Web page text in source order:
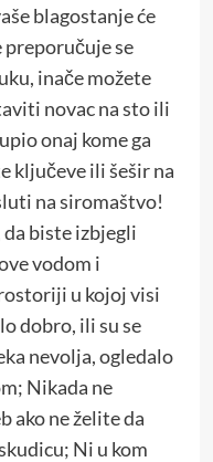
blagostanje će
preporučuje se
inače možete
novac na sto ili
onaj kome ga
ključeve ili šešir na
na siromaštvo!
da biste izbjegli
vodom i
u kojoj visi
dobro, ili su se
nevolja, ogledalo
Nikada ne
ako ne želite da
Ni u kom